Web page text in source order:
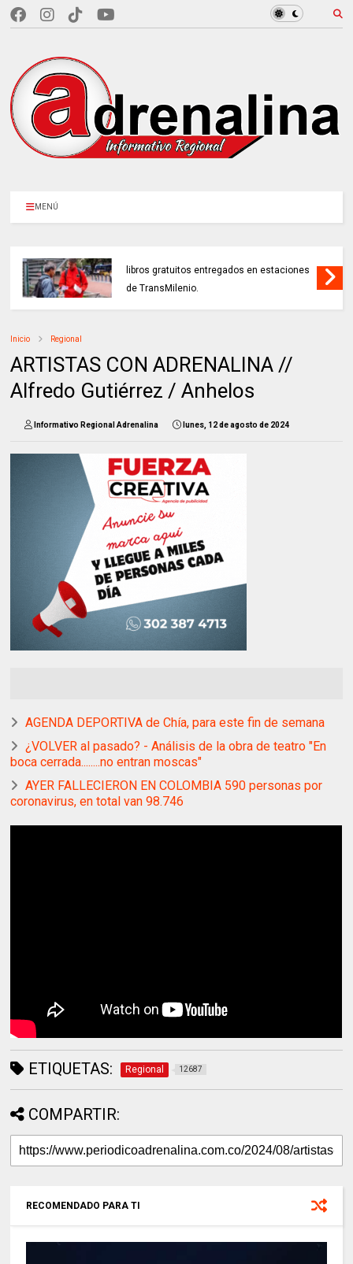
MENÚ
libros gratuitos entregados en estaciones
de TransMilenio.
Inicio Regional
ARTISTAS CON ADRENALINA //
Alfredo Gutiérrez / Anhelos
Informativo Regional Adrenalina lunes, 12 de agosto de 2024
AGENDA DEPORTIVA de Chía, para este fin de semana
¿VOLVER al pasado? - Análisis de la obra de teatro "En
boca cerrada........no entran moscas"
AYER FALLECIERON EN COLOMBIA 590 personas por
coronavirus, en total van 98.746
ETIQUETAS: Regional 12687
COMPARTIR:
RECOMENDADO PARA TI